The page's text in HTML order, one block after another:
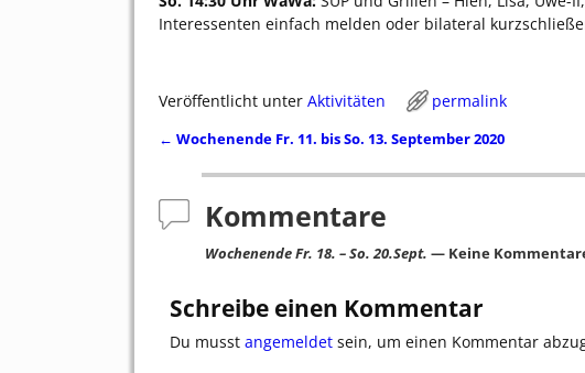
Interessenten einfach melden oder bilateral
Veröffentlicht unter Aktivitäten permalink
← Wochenende Fr. 11. bis So. 13. September 2020
Kommentare
Wochenende Fr. 18. – So. 20.Sept. — Keine
Schreibe einen Kommentar
Du musst angemeldet sein, um einen Kommentar